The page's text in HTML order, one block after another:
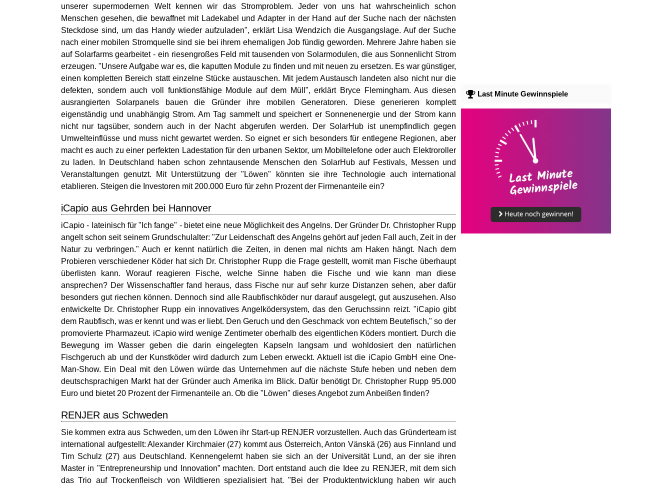
unserer supermodernen Welt kennen wir das Stromproblem. Jeder von uns hat wahrscheinlich schon
Menschen gesehen, die bewaffnet mit Ladekabel und Adapter in der Hand auf der Suche nach der nächsten
Steckdose sind, um das Handy wieder aufzuladen", erklärt Lisa Wendzich die Ausgangslage. Auf der Suche
nach einer mobilen Stromquelle sind sie bei ihrem ehemaligen Job fündig geworden. Mehrere Jahre haben sie
auf Solarfarms gearbeitet - ein riesengroßes Feld mit tausenden von Solarmodulen, die aus Sonnenlicht Strom
erzeugen. "Unsere Aufgabe war es, die kaputten Module zu finden und mit neuen zu ersetzen. Es war günstiger,
einen kompletten Bereich statt einzelne Stücke austauschen. Mit jedem Austausch landeten also nicht nur die
defekten, sondern auch voll funktionsfähige Module auf dem Müll", erklärt Bryce Flemingham. Aus diesen
ausrangierten Solarpanels bauen die Gründer ihre mobilen Generatoren. Diese generieren komplett
eigenständig und unabhängig Strom. Am Tag sammelt und speichert er Sonnenenergie und der Strom kann
nicht nur tagsüber, sondern auch in der Nacht abgerufen werden. Der SolarHub ist unempfindlich gegen
Umwelteinflüsse und muss nicht gewartet werden. So eignet er sich besonders für entlegene Regionen, aber
macht es auch zu einer perfekten Ladestation für den urbanen Sektor, um Mobiltelefone oder auch Elektroroller
zu laden. In Deutschland haben schon zehntausende Menschen den SolarHub auf Festivals, Messen und
Veranstaltungen genutzt. Mit Unterstützung der "Löwen" könnten sie ihre Technologie auch international
etablieren. Steigen die Investoren mit 200.000 Euro für zehn Prozent der Firmenanteile ein?
iCapio aus Gehrden bei Hannover
iCapio - lateinisch für "Ich fange" - bietet eine neue Möglichkeit des Angelns. Der Gründer Dr. Christopher Rupp
angelt schon seit seinem Grundschulalter: "Zur Leidenschaft des Angelns gehört auf jeden Fall auch, Zeit in der
Natur zu verbringen." Auch er kennt natürlich die Zeiten, in denen mal nichts am Haken hängt. Nach dem
Probieren verschiedener Köder hat sich Dr. Christopher Rupp die Frage gestellt, womit man Fische überhaupt
überlisten kann. Worauf reagieren Fische, welche Sinne haben die Fische und wie kann man diese
ansprechen? Der Wissenschaftler fand heraus, dass Fische nur auf sehr kurze Distanzen sehen, aber dafür
besonders gut riechen können. Dennoch sind alle Raubfischköder nur darauf ausgelegt, gut auszusehen. Also
entwickelte Dr. Christopher Rupp ein innovatives Angelködersystem, das den Geruchssinn reizt. "iCapio gibt
dem Raubfisch, was er kennt und was er liebt. Den Geruch und den Geschmack von echtem Beutefisch," so der
promovierte Pharmazeut. iCapio wird wenige Zentimeter oberhalb des eigentlichen Köders montiert. Durch die
Bewegung im Wasser geben die darin eingelegten Kapseln langsam und wohldosiert den natürlichen
Fischgeruch ab und der Kunstköder wird dadurch zum Leben erweckt. Aktuell ist die iCapio GmbH eine One-
Man-Show. Ein Deal mit den Löwen würde das Unternehmen auf die nächste Stufe heben und neben dem
deutschsprachigen Markt hat der Gründer auch Amerika im Blick. Dafür benötigt Dr. Christopher Rupp 95.000
Euro und bietet 20 Prozent der Firmenanteile an. Ob die "Löwen" dieses Angebot zum Anbeißen finden?
RENJER aus Schweden
Sie kommen extra aus Schweden, um den Löwen ihr Start-up RENJER vorzustellen. Auch das Gründerteam ist
international aufgestellt: Alexander Kirchmaier (27) kommt aus Österreich, Anton Vänskä (26) aus Finnland und
Tim Schulz (27) aus Deutschland. Kennengelernt haben sie sich an der Universität Lund, an der sie ihren
Master in "Entrepreneurship und Innovation” machten. Dort entstand auch die Idee zu RENJER, mit dem sich
das Trio auf Trockenfleisch von Wildtieren spezialisiert hat. "Bei der Produktentwicklung haben wir auch
Last Minute Gewinnspiele